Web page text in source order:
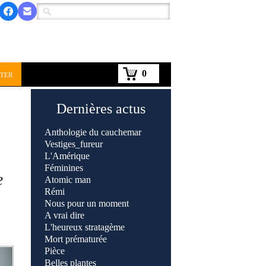
0
Dernières actus
Anthologie du cauchemar
Vestiges_fureur
L'Amérique
Féminines
Atomic man
Rémi
Nous pour un moment
A vrai dire
L'heureux stratagème
Mort prématurée
Pièce
Belles plantes